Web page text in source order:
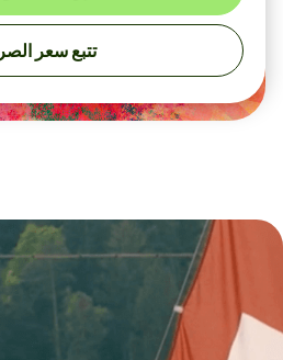
تتبع سعر الصرف